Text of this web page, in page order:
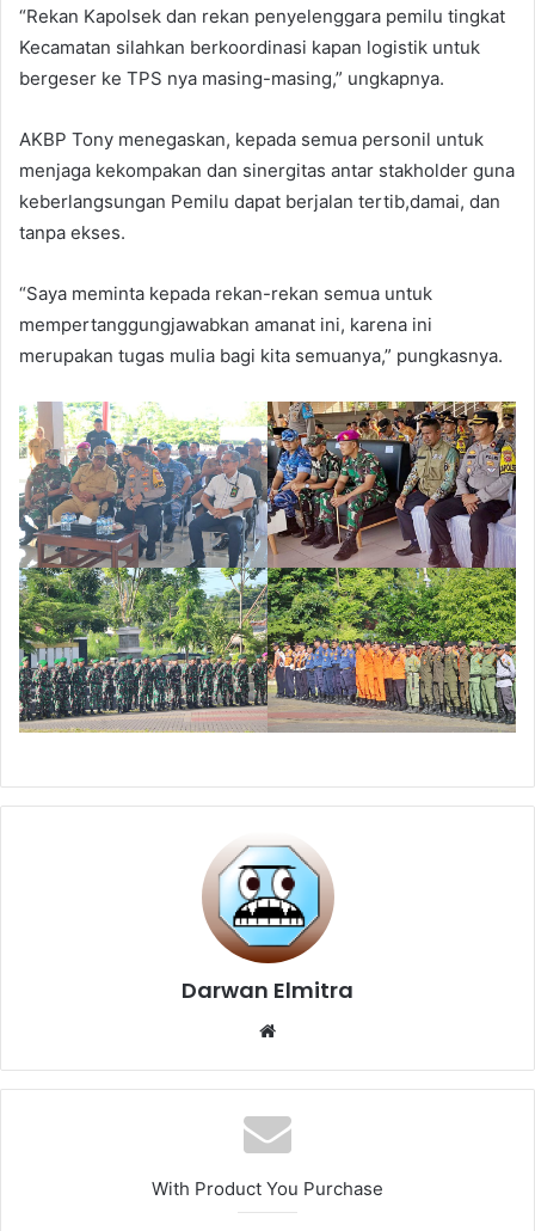
“Rekan Kapolsek dan rekan penyelenggara pemilu tingkat
Kecamatan silahkan berkoordinasi kapan logistik untuk
bergeser ke TPS nya masing-masing,” ungkapnya.
AKBP Tony menegaskan, kepada semua personil untuk
menjaga kekompakan dan sinergitas antar stakholder guna
keberlangsungan Pemilu dapat berjalan tertib,damai, dan
tanpa ekses.
“Saya meminta kepada rekan-rekan semua untuk
mempertanggungjawabkan amanat ini, karena ini
merupakan tugas mulia bagi kita semuanya,” pungkasnya.
Darwan Elmitra
Website
With Product You Purchase